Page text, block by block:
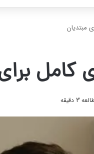
مبتدیان
دقیقه